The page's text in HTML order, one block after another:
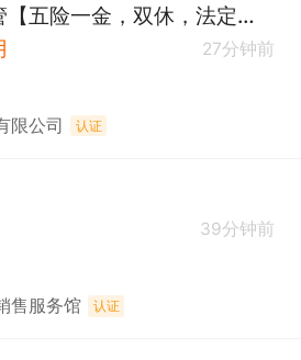
电话销售 销售主管【五险一金，双休，法定节假日】
27分钟前
限公司 认证
39分钟前
售服务馆 认证